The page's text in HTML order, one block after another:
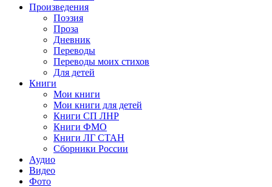
Произведения
Поэзия
Проза
Дневник
Переводы
Переводы моих стихов
Для детей
Книги
Мои книги
Мои книги для детей
Книги СП ЛНР
Книги ФМО
Книги ЛГ СТАН
Сборники России
Аудио
Видео
Фото